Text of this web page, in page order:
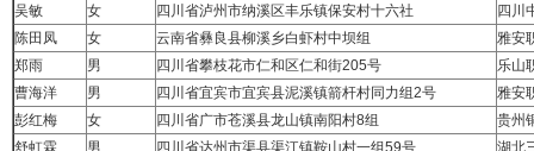
吴敏
女 四川省泸州市纳溪区丰乐镇保安村十六社
四川
陈田凤
女 云南省彝良县柳溪乡白虾村中坝组
雅安
郑雨
男 四川省攀枝花市仁和区仁和街205号
乐山
曹海洋
男 四川省宜宾市宜宾县泥溪镇箭杆村同力组2号
雅安
彭红梅
女 四川省广市苍溪县龙山镇南阳村8组
贵州
舒虹霖
男 四川省达州市渠县渠江镇鞍山村一组59号
湖北